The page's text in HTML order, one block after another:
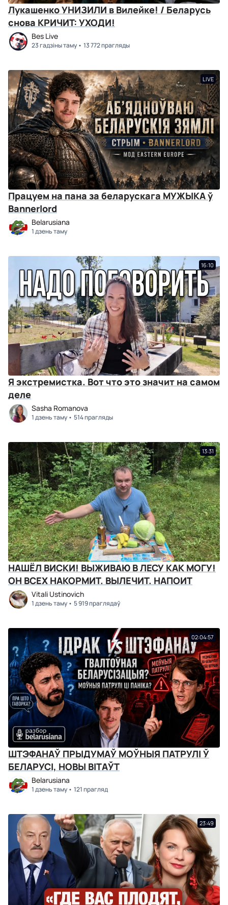
Лукашенко УНИЗИЛИ в Вилейке! / Беларусь
снова КРИЧИТ: УХОДИ!
Bes Live
23 гадзіны таму 13 772 прагляды
LIVE
Працуем на пана за беларускага МУЖЫКА ў
Bannerlord
Belarusiana
1 дзень таму
16:10
Я экстремистка. Вот что это значит на самом
деле
Sasha Romanova
1 дзень таму 514 прагляды
13:31
НАШЁЛ ВИСКИ! ВЫЖИВАЮ В ЛЕСУ КАК МОГУ!
ОН ВСЕХ НАКОРМИТ. ВЫЛЕЧИТ. НАПОИТ
Vitali Ustinovich
1 дзень таму 5 919 праглядаў
02:04:57
ШТЭФАНАЎ ПРЫДУМАЎ МОЎНЫЯ ПАТРУЛІ Ў
БЕЛАРУСІ, НОВЫ ВІТАЎТ
Belarusiana
1 дзень таму 121 прагляд
23:49